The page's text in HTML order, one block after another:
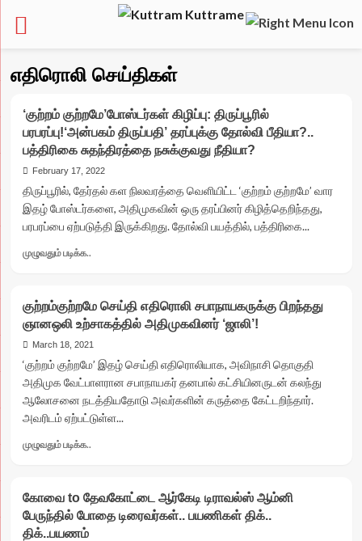
toஎதிரொலி செய்திகள்
‘குற்றம் குற்றமே’போஸ்டர்கள் கிழிப்பு: திருப்பூரில்
பரபரப்பு!‘அன்பகம் திருப்பதி’ தரப்புக்கு தோல்வி பீதியா?..
பத்திரிகை சுதந்திரத்தை நசுக்குவது நீதியா?
February 17, 2022
திருப்பூரில், தேர்தல் கள நிலவரத்தை வெளியிட்ட ‘குற்றம் குற்றமே’ வார
இதழ் போஸ்டர்களை, அதிமுகவின் ஒரு தரப்பினர் கிழித்தெறிந்தது,
பரபரப்பை ஏற்படுத்தி இருக்கிறது. தோல்வி பயத்தில், பத்திரிகை...
முழுவதும் படிக்க..
குற்றமே’போஸ்டர்கள்
கிழிப்பு:
திருப்பூரில்
பரபரப்பு!‘அன்பகம்
திருப்பதி’
தரப்புக்கு
தோல்வி
பீதியா?..
சுதந்திரத்தை
குற்றம்குற்றமே செய்தி எதிரொலி சபாநாயகருக்கு பிறந்தது
ஞானஒலி உற்சாகத்தில் அதிமுகவினர் ‘ஜாலி’!
March 18, 2021
‘குற்றம் குற்றமே’ இதழ் செய்தி எதிரொலியாக, அவிநாசி தொகுதி
அதிமுக வேட்பாளரான சபாநாயகர் தனபால் கட்சியினருடன் கலந்து
ஆலோசனை நடத்தியதோடு அவர்களின் கருத்தை கேட்டறிந்தார்.
அவரிடம் ஏற்பட்டுள்ள...
முழுவதும் படிக்க..
குற்றம்குற்றமே
செய்தி
எதிரொலி
கோவை to தேவகோட்டை ஆர்கேடி டிராவல்ஸ் ஆம்னி
பேருந்தில் போதை டிரைவர்கள்.. பயணிகள் திக்..
திக்..பயணம்